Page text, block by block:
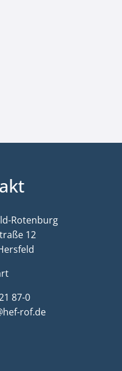
Rotenburg
12
87-0
rof.de